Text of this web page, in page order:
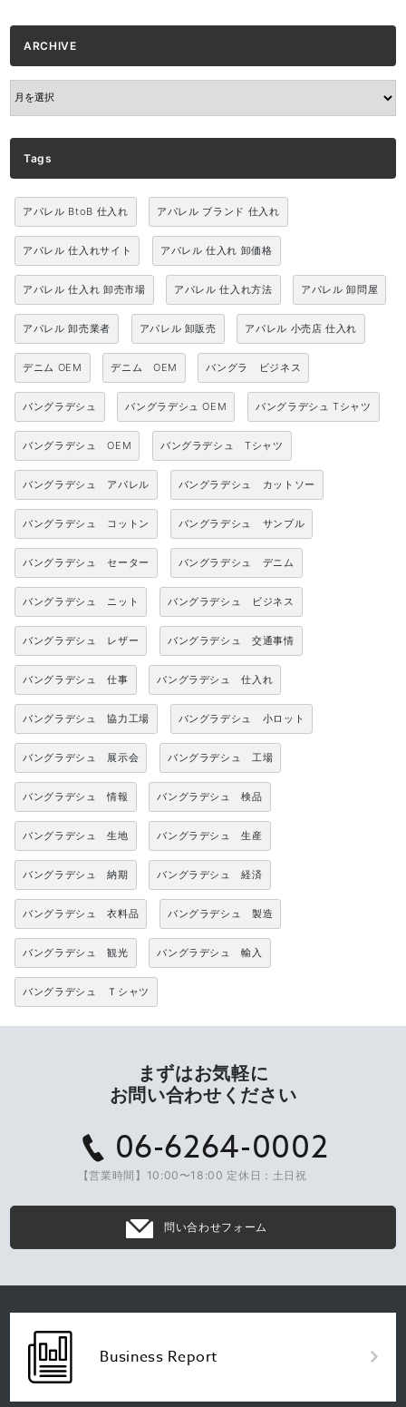
ARCHIVE
ARCHIVE
Tags
アパレル BtoB 仕入れ アパレル ブランド 仕入れ
アパレル 仕入れサイト アパレル 仕入れ 卸価格
アパレル 仕入れ 卸売市場 アパレル 仕入れ方法 アパレル 卸問屋
アパレル 卸売業者 アパレル 卸販売 アパレル 小売店 仕入れ
デニム OEM デニム OEM バングラ ビジネス
バングラデシュ バングラデシュ OEM バングラデシュ Tシャツ
バングラデシュ OEM バングラデシュ Tシャツ
バングラデシュ アパレル バングラデシュ カットソー
バングラデシュ コットン バングラデシュ サンプル
バングラデシュ セーター バングラデシュ デニム
バングラデシュ ニット バングラデシュ ビジネス
バングラデシュ レザー バングラデシュ 交通事情
バングラデシュ 仕事 バングラデシュ 仕入れ
バングラデシュ 協力工場 バングラデシュ 小ロット
バングラデシュ 展示会 バングラデシュ 工場
バングラデシュ 情報 バングラデシュ 検品
バングラデシュ 生地 バングラデシュ 生産
バングラデシュ 納期 バングラデシュ 経済
バングラデシュ 衣料品 バングラデシュ 製造
バングラデシュ 観光 バングラデシュ 輸入
バングラデシュ Ｔシャツ
まずはお気軽に
お問い合わせください
06-6264-0002
【営業時間】10:00〜18:00 定休日：土日祝
問い合わせフォーム
Business Report